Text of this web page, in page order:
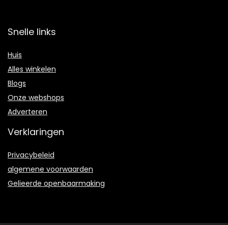
Snelle links
Huis
Alles winkelen
Blogs
Onze webshops
Adverteren
Verklaringen
Privacybeleid
algemene voorwaarden
Gelieerde openbaarmaking